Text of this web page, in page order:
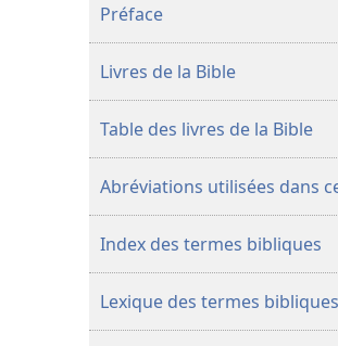
Préface
Livres de la Bible
Table des livres de la Bible
Abréviations utilisées dans
Index des termes bibliques
Lexique des termes bibliques